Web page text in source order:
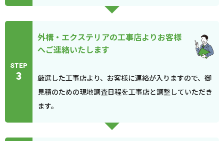
STEP
3
外構・エクステリアの工事店よりお客様
へご連絡いたします
厳選した工事店より、お客様に連絡が入りますので、御
見積のための現地調査日程を工事店と調整していただき
ます。